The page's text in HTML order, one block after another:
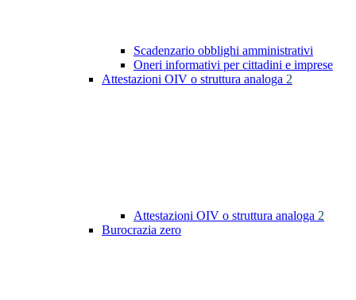
Scadenzario obblighi amministrativi
Oneri informativi per cittadini e imprese
Attestazioni OIV o struttura analoga 2
Attestazioni OIV o struttura analoga 2
Burocrazia zero